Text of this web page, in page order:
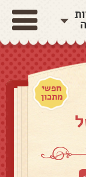
חפשי
מתכון